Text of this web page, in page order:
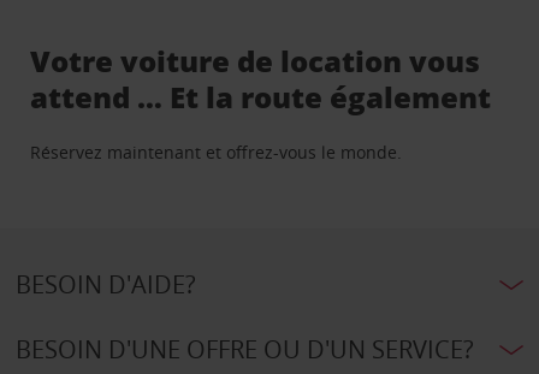
Votre voiture de location vous
attend … Et la route également
Réservez maintenant et offrez-vous le monde.
BESOIN D'AIDE?
BESOIN D'UNE OFFRE OU D'UN SERVICE?